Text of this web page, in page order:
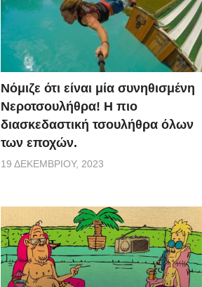
Νόμιζε ότι είναι μία συνηθισμένη
Νεροτσουλήθρα! Η πιο
διασκεδαστική τσουλήθρα όλων
των εποχών.
19 ΔΕΚΕΜΒΡΊΟΥ, 2023